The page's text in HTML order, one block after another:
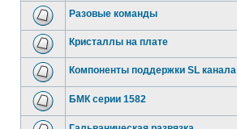
Разовые команды
Кристаллы на плате
Компоненты поддержки SL канала
БМК серии 1582